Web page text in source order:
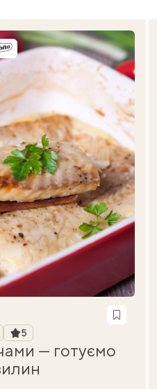
Рейтинг
5
— готуємо